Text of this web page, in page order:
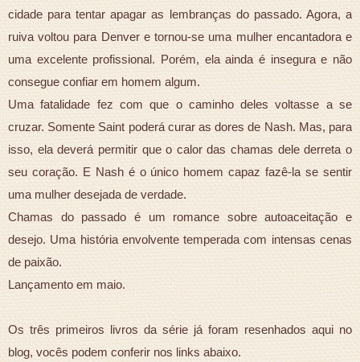
cidade para tentar apagar as lembranças do passado. Agora, a
ruiva voltou para Denver e tornou-se uma mulher encantadora e
uma excelente profissional. Porém, ela ainda é insegura e não
consegue confiar em homem algum.
Uma fatalidade fez com que o caminho deles voltasse a se
cruzar. Somente Saint poderá curar as dores de Nash. Mas, para
isso, ela deverá permitir que o calor das chamas dele derreta o
seu coração. E Nash é o único homem capaz fazê-la se sentir
uma mulher desejada de verdade.
Chamas do passado é um romance sobre autoaceitação e
desejo. Uma história envolvente temperada com intensas cenas
de paixão.
Lançamento em maio.
Os três primeiros livros da série já foram resenhados aqui no
blog, vocês podem conferir nos links abaixo.